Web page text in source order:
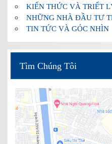
KIẾN THỨC VÀ TRIẾT
NHỮNG NHÀ ĐẦU TƯ
TIN TỨC VÀ GÓC NHÌN
Tìm Chúng Tôi